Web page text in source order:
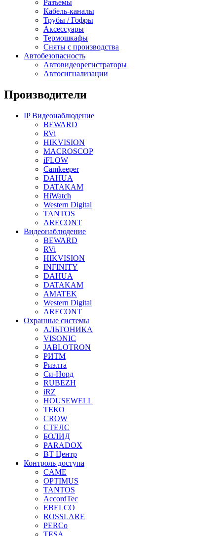
Разъемы
Кабель-каналы
Трубы / Гофры
Аксессуары
Термошкафы
Сняты с производства
Автобезопасность
Автовидеорегистраторы
Автосигнализации
Производители
IP Видеонаблюдение
BEWARD
RVi
HIKVISION
MACROSCOP
iFLOW
Camkeeper
DAHUA
DATAKAM
HiWatch
Western Digital
TANTOS
ARECONT
Видеонаблюдение
BEWARD
RVi
HIKVISION
INFINITY
DAHUA
DATAKAM
AMATEK
Western Digital
ARECONT
Охранные системы
АЛЬТОНИКА
VISONIC
JABLOTRON
РИТМ
Риэлта
Си-Норд
RUBEZH
iRZ
HOUSEWELL
ТЕКО
CROW
СТЕЛС
БОЛИД
PARADOX
ВТ Центр
Контроль доступа
CAME
OPTIMUS
TANTOS
AccordTec
EBELCO
ROSSLARE
PERCo
TESA